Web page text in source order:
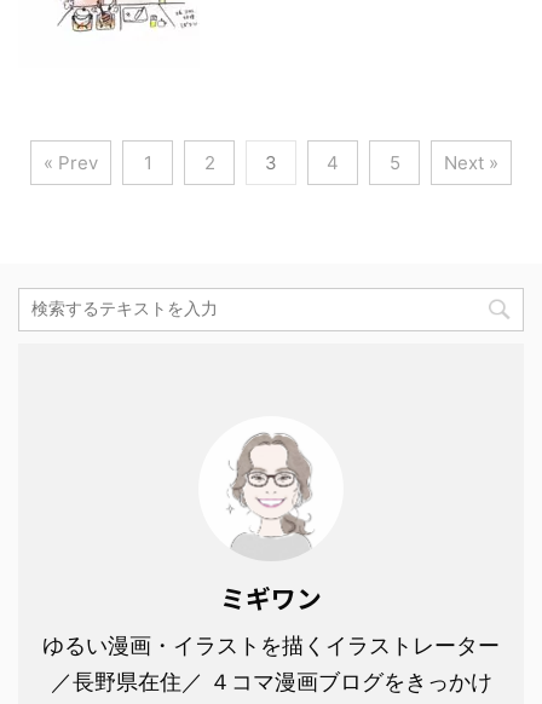
« Prev 1 2 3 4 5 Next »
ミギワン
ゆるい漫画・イラストを描くイラストレーター
／長野県在住／ ４コマ漫画ブログをきっかけ